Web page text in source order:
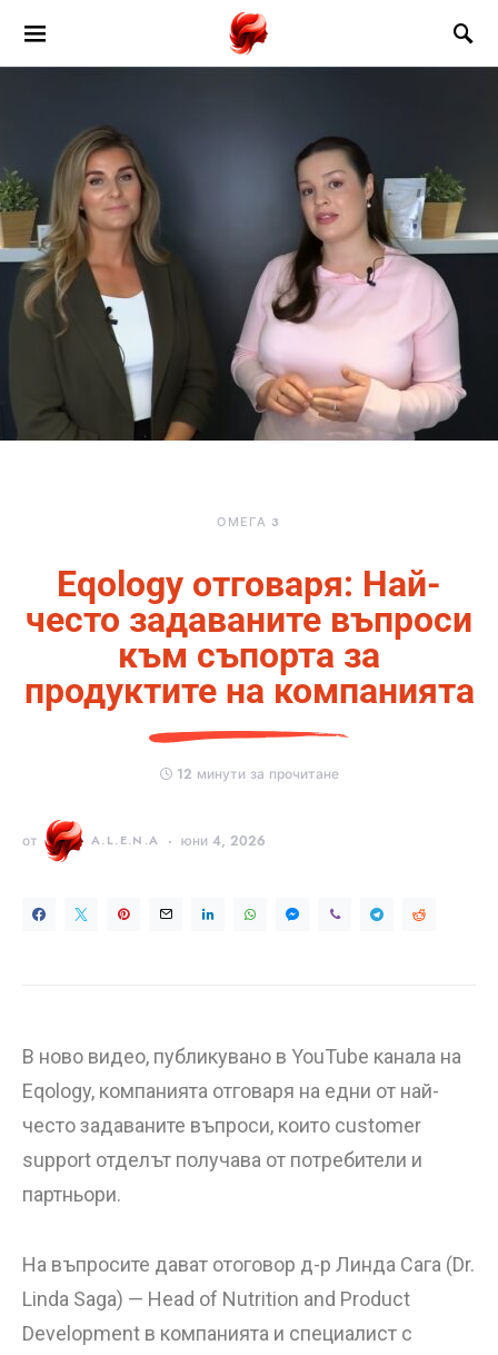
ОМЕГА 3
Eqology отговаря: Най-
често задаваните въпроси
към съпорта за
продуктите на компанията
12 минути за прочитане
от A.L.E.N.A юни 4, 2026
В ново видео, публикувано в YouTube канала на
Eqology, компанията отговаря на едни от най-
често задаваните въпроси, които customer
support отделът получава от потребители и
партньори.
На въпросите дават отоговор д-р Линда Сага (Dr.
Linda Saga) — Head of Nutrition and Product
Development в компанията и специалист с